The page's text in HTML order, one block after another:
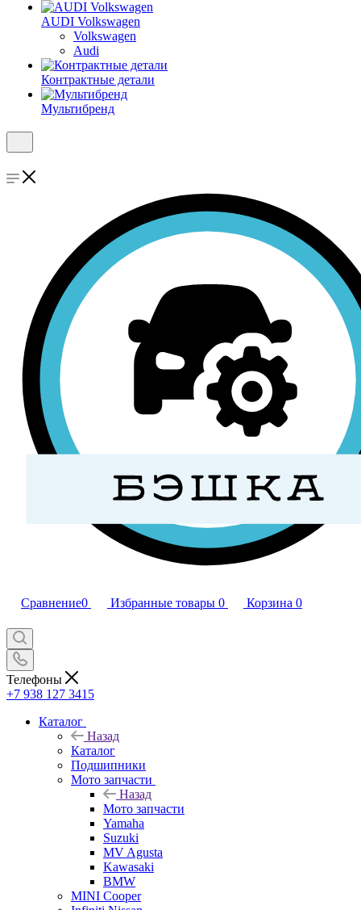
AUDI Volkswagen
Volkswagen
Audi
Контрактные детали
Мультибренд
Сравнение0 Избранные товары 0 Корзина 0
Телефоны
+7 938 127 3415
Каталог
Назад
Каталог
Подшипники
Мото запчасти
Назад
Мото запчасти
Yamaha
Suzuki
MV Agusta
Kawasaki
BMW
MINI Cooper